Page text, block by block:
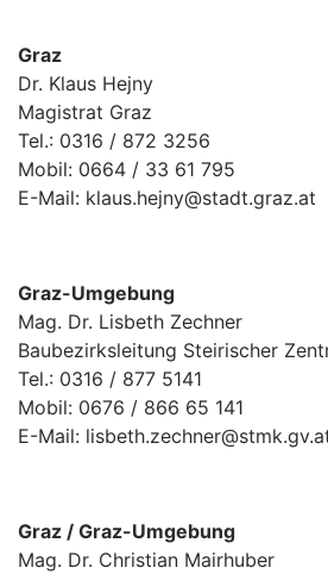
Graz
Dr. Klaus Hejny
Magistrat Graz
Tel.: 0316 / 872 3256
Mobil: 0664 / 33 61 795
E-Mail: klaus.hejny@stadt.graz.at
Graz-Umgebung
Mag. Dr. Lisbeth Zechner
Baubezirksleitung Steirischer
Tel.: 0316 / 877 5141
Mobil: 0676 / 866 65 141
E-Mail:
Graz / Graz-Umgebung
Mag. Dr. Christian Mairhuber